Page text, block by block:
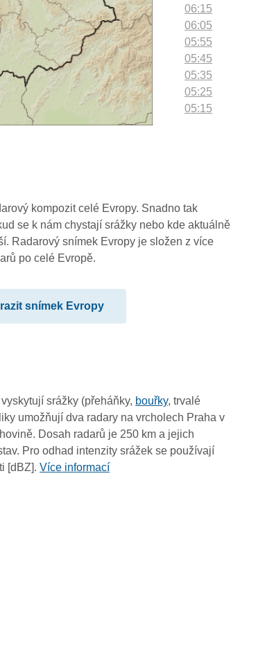
06:15
06:05
05:55
05:45
05:35
05:25
05:15
04:15
04:05
03:55
02:15
02:05
01:55
01:45
kompozit celé Evropy. Snadno tak
se k nám chystají srážky nebo kde aktuálně
Radarový snímek Evropy je složen z více
po celé Evropě.
snímek Evropy
srážky (přeháňky, bouřky, trvalé
umožňují dva radary na vrcholech Praha v
Dosah radarů je 250 km a jejich
Pro odhad intenzity srážek se používají
[dBZ].Více informací